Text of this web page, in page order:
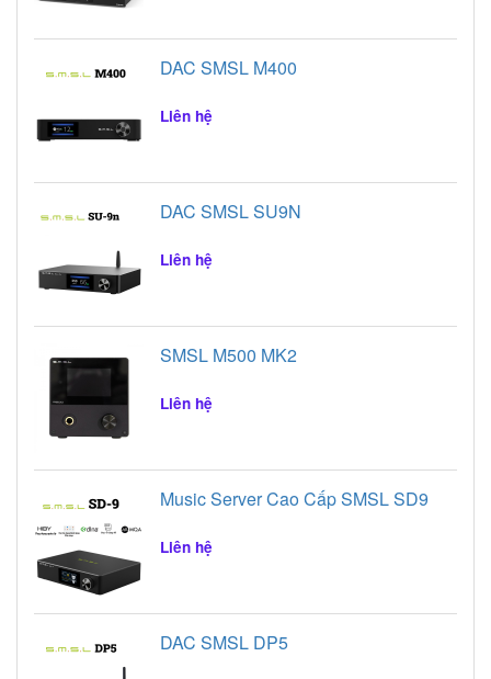
DAC SMSL M400
Liên hệ
DAC SMSL SU9N
Liên hệ
SMSL M500 MK2
Liên hệ
Music Server Cao Cấp SMSL SD9
Liên hệ
DAC SMSL DP5